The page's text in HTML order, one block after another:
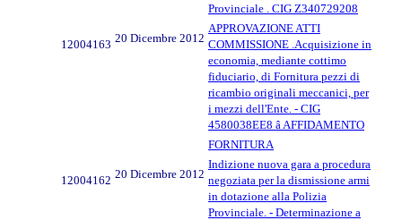
Provinciale . CIG Z340729208
12004163 20 Dicembre 2012
APPROVAZIONE ATTI
COMMISSIONE .Acquisizione in
economia, mediante cottimo
fiduciario, di Fornitura pezzi di
ricambio originali meccanici, per
i mezzi dell'Ente. - CIG
4580038EE8 â AFFIDAMENTO
FORNITURA
12004162 20 Dicembre 2012
Indizione nuova gara a procedura
negoziata per la dismissione armi
in dotazione alla Polizia
Provinciale. - Determinazione a